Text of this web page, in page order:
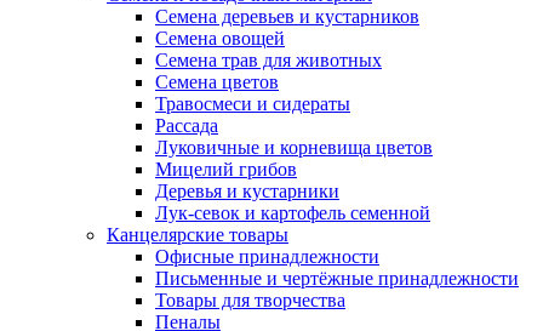
Семена деревьев и кустарников
Семена овощей
Семена трав для животных
Семена цветов
Травосмеси и сидераты
Рассада
Луковичные и корневища цветов
Мицелий грибов
Деревья и кустарники
Лук-севок и картофель семенной
Канцелярские товары
Офисные принадлежности
Письменные и чертёжные принадлежности
Товары для творчества
Пеналы